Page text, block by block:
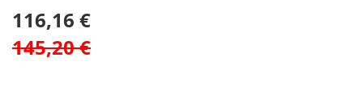
116,16 €
145,20 €